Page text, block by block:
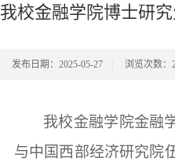
我校金融学院博士研
发布日期：2025-05-27 浏览次数：
我校金融学院金融
与中国西部经济研究院